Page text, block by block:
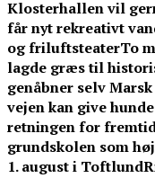
Klosterhallen vil
får nyt rekreativt
og friluftsteaterTo
lagde græs til
genåbner selv
vejen kan give
retningen for
grundskolen som
1. august i Toftlund